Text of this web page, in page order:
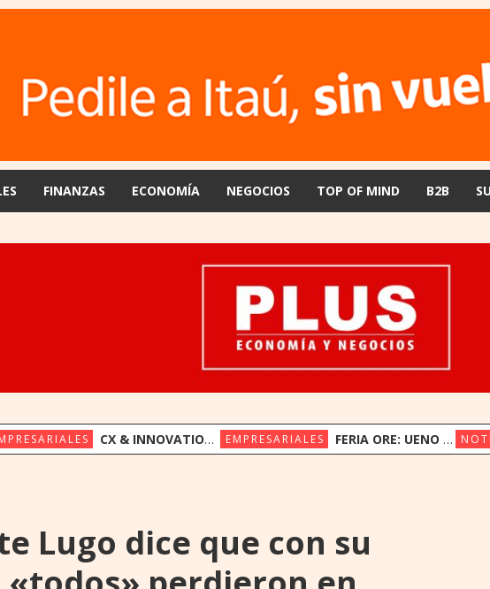
FINANZAS ECONOMÍA NEGOCIOS TOP OF MIND B2B
CX & INNOVATION CONGRESS REÚNE A LÍDERES REGIONALES PARA EXPLORAR LA NUEVA ERA DE LA EXPERIENCIA DEL CLIENTE EMPRESARIALES FERIA ORE: UENO BANK APUESTA POR LA CULTURA INDÍGENA Y EL COMERCIO JUSTO
Lugo dice que con su